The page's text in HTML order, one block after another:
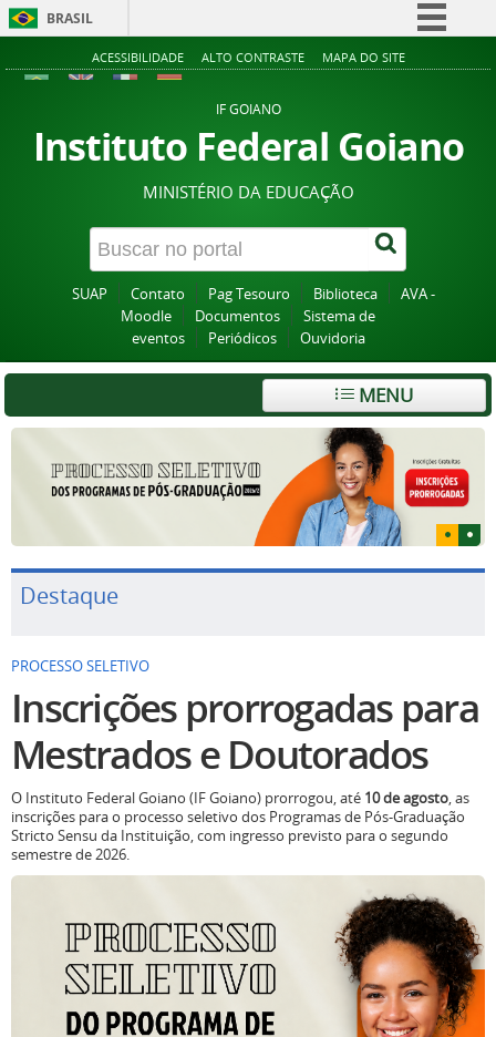
BRASIL
Simplifique!
Acesso à informação
Legislação
Canais
ACESSIBILIDADE ALTO CONTRASTE MAPA DO SITE
IF GOIANO
Instituto Federal Goiano
MINISTÉRIO DA EDUCAÇÃO
SUAP Contato Pag Tesouro Biblioteca
AVA -
Moodle
Documentos
Sistema de
eventos
Periódicos Ouvidoria
MENU
Destaque
PROCESSO SELETIVO
Inscrições prorrogadas para
Mestrados e Doutorados
O Instituto Federal Goiano (IF Goiano) prorrogou, até 10 de agosto, as
inscrições para o processo seletivo dos Programas de Pós-Graduação
Stricto Sensu da Instituição, com ingresso previsto para o segundo
semestre de 2026.